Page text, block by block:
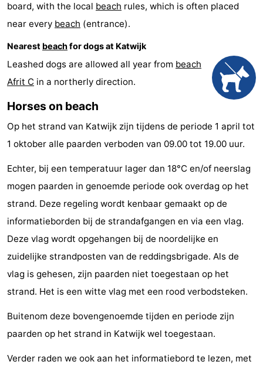
-
pools
Cycling
-
Hiking
-
Horse
riding
-
Golf
courses
-
Surfing
-
Sportfishing
Food
&
Beverages
Events
Practical
Forum
Route
board, with the local beach rules, which is often placed
near every beach (entrance).
Nearest beachfor dogs at Katwijk
Leashed dogs are allowed all year from beach
Afrit C in a northerly direction.
Horses on beach
Op het strand van Katwijk zijn tijdens de periode 1 april tot
1 oktober alle paarden verboden van 09.00 tot 19.00 uur.
Echter, bij een temperatuur lager dan 18°C en/of neerslag
mogen paarden in genoemde periode ook overdag op het
strand. Deze regeling wordt kenbaar gemaakt op de
informatieborden bij de strandafgangen en via een vlag.
Deze vlag wordt opgehangen bij de noordelijke en
zuidelijke strandposten van de reddingsbrigade. Als de
vlag is gehesen, zijn paarden niet toegestaan op het
strand. Het is een witte vlag met een rood verbodsteken.
Buitenom deze bovengenoemde tijden en periode zijn
paarden op het strand in Katwijk wel toegestaan.
Verder raden we ook aan het informatiebord te lezen, met